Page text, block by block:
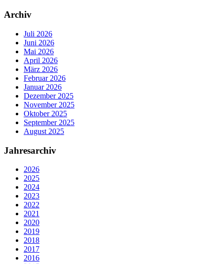
Archiv
Juli 2026
Juni 2026
Mai 2026
April 2026
März 2026
Februar 2026
Januar 2026
Dezember 2025
November 2025
Oktober 2025
September 2025
August 2025
Jahresarchiv
2026
2025
2024
2023
2022
2021
2020
2019
2018
2017
2016